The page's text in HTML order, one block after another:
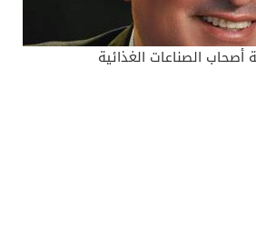
أصحاب الصناعات الغذائية